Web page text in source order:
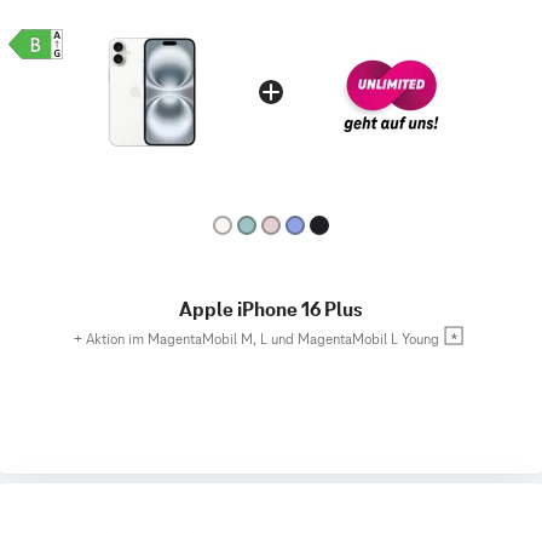
Apple iPhone 16 Plus
+ Aktion im MagentaMobil M, L und MagentaMobil L Young